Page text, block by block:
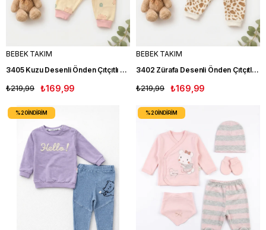
BEBEK TAKIM
3405 Kuzu Desenli Önden Çıtçıtlı Bebe Takım KREM
₺169,99
₺219,99
BEBEK TAKIM
3402 Zürafa Desenli Önden Çıtçıtlı Bebe Takım BEYAZ
₺169,99
₺219,99
%20İNDIRIM %20İNDIRIM